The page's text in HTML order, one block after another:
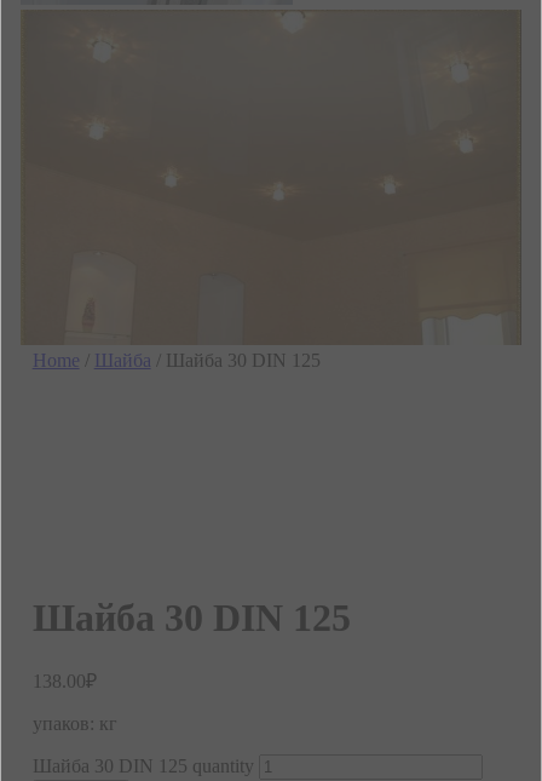
Home / Шайба / Шайба 30 DIN 125
Шайба 30 DIN 125
138.00₽
упаков: кг
Шайба 30 DIN 125 quantity